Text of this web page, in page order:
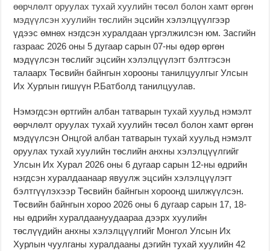
өөрчлөлт оруулах тухай хуулийн төсөл болон хамт өргөн
мэдүүлсэн хуулийн төслийн эцсийн хэлэлцүүлгээр
үдээс өмнөх нэгдсэн хуралдаан үргэлжилсэн юм. Засгийн
газраас 2026 оны 5 дугаар сарын 07-ны өдөр өргөн
мэдүүлсэн төслийг эцсийн хэлэлцүүлэгт бэлтгэсэн
талаарх Төсвийн байнгын хорооны танилцуулгыг Улсын
Их Хурлын гишүүн Р.Батболд танилцуулав.
Нэмэгдсэн өртгийн албан татварын тухай хуульд нэмэлт
өөрчлөлт оруулах тухай хуулийн төсөл болон хамт өргөн
мэдүүлсэн Онцгой албан татварын тухай хуульд нэмэлт
оруулах тухай хуулийн төслийн анхны хэлэлцүүлгийг
Улсын Их Хурал 2026 оны 6 дугаар сарын 12-ны өдрийн
нэгдсэн хуралдаанаар явуулж эцсийн хэлэлцүүлэгт
бэлтгүүлэхээр Төсвийн байнгын хороонд шилжүүлсэн.
Төсвийн байнгын хороо 2026 оны 6 дугаар сарын 17, 18-
ны өдрийн хуралдаануудаараа дээрх хуулийн
төслүүдийн анхны хэлэлцүүлгийг Монгол Улсын Их
Хурлын чуулганы хуралдааны дэгийн тухай хуулийн 42